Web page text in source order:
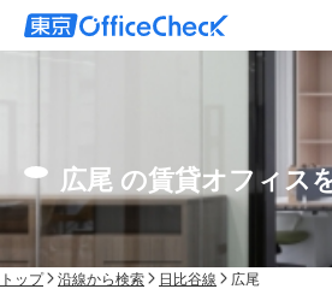
広尾 の賃貸オフィス
トップ 沿線から検索 日比谷線 広尾